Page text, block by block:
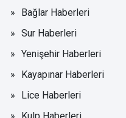
Bağlar Haberleri
Sur Haberleri
Yenişehir Haberleri
Kayapınar Haberleri
Lice Haberleri
Kulp Haberleri